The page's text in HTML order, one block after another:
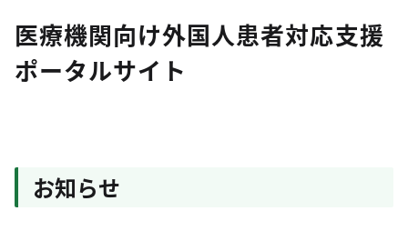
医療機関向け外国人患者対応支援
ポータルサイト
お知らせ